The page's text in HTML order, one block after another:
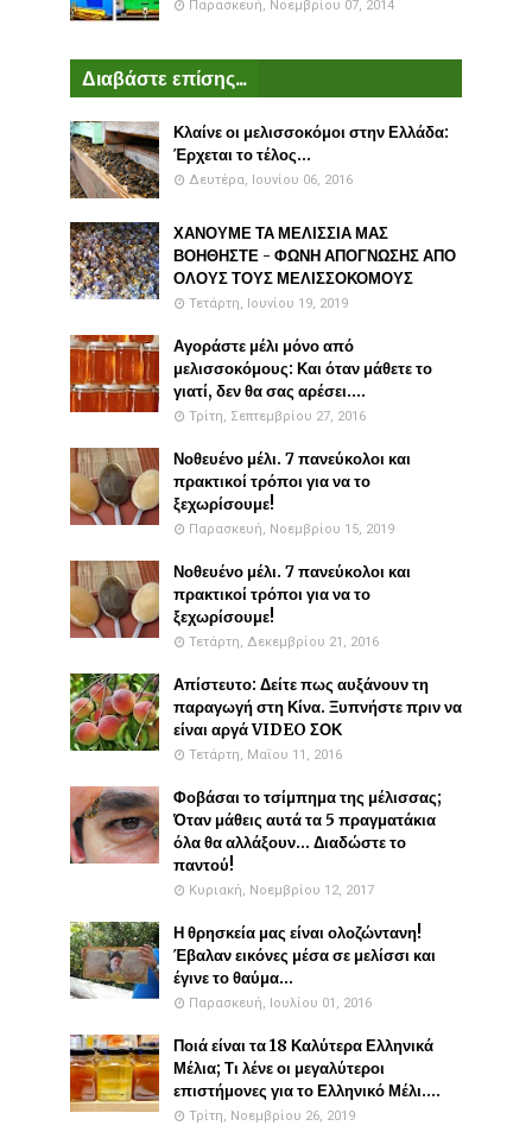
Παρασκευή, Νοεμβρίου 07, 2014
Διαβάστε επίσης...
Κλαίνε οι μελισσοκόμοι στην Ελλάδα:
Έρχεται το τέλος...
Δευτέρα, Ιουνίου 06, 2016
ΧΑΝΟΥΜΕ ΤΑ ΜΕΛΙΣΣΙΑ ΜΑΣ
ΒΟΗΘΗΣΤΕ - ΦΩΝΗ ΑΠΟΓΝΩΣΗΣ ΑΠΟ
ΟΛΟΥΣ ΤΟΥΣ ΜΕΛΙΣΣΟΚΟΜΟΥΣ
Τετάρτη, Ιουνίου 19, 2019
Αγοράστε μέλι μόνο από
μελισσοκόμους: Και όταν μάθετε το
γιατί, δεν θα σας αρέσει....
Τρίτη, Σεπτεμβρίου 27, 2016
Νοθευένο μέλι. 7 πανεύκολοι και
πρακτικοί τρόποι για να το
ξεχωρίσουμε!
Παρασκευή, Νοεμβρίου 15, 2019
Νοθευένο μέλι. 7 πανεύκολοι και
πρακτικοί τρόποι για να το
ξεχωρίσουμε!
Τετάρτη, Δεκεμβρίου 21, 2016
Απίστευτο: Δείτε πως αυξάνουν τη
παραγωγή στη Κίνα. Ξυπνήστε πριν να
είναι αργά VIDEO ΣΟΚ
Τετάρτη, Μαΐου 11, 2016
Φοβάσαι το τσίμπημα της μέλισσας;
Όταν μάθεις αυτά τα 5 πραγματάκια
όλα θα αλλάξουν... Διαδώστε το
παντού!
Κυριακή, Νοεμβρίου 12, 2017
Η θρησκεία μας είναι ολοζώντανη!
Έβαλαν εικόνες μέσα σε μελίσσι και
έγινε το θαύμα...
Παρασκευή, Ιουλίου 01, 2016
Ποιά είναι τα 18 Καλύτερα Ελληνικά
Μέλια; Τι λένε οι μεγαλύτεροι
επιστήμονες για το Ελληνικό Μέλι....
Τρίτη, Νοεμβρίου 26, 2019